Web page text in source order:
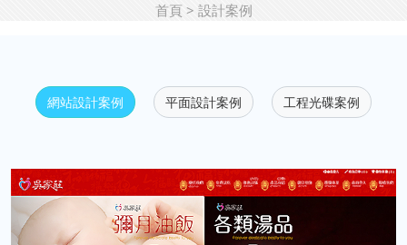
首頁 > 設計案例
網站設計案例 平面設計案例 工程光碟案例